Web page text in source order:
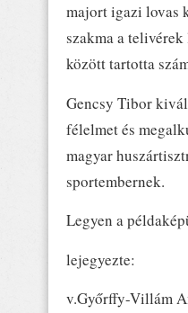
majort igazi lovas
szakma a
között tartotta
Gencsy Tibor
félelmet és
magyar
sportembernek.
Legyen a
lejegyezte:
v.Győrffy-Villám